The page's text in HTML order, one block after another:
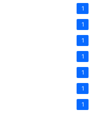
1
1
1
1
1
1
1